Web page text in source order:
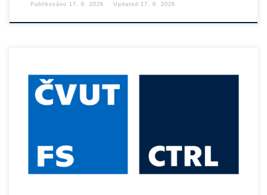
Publikováno 17. 6. 2026 Updated 17. 6. 2026